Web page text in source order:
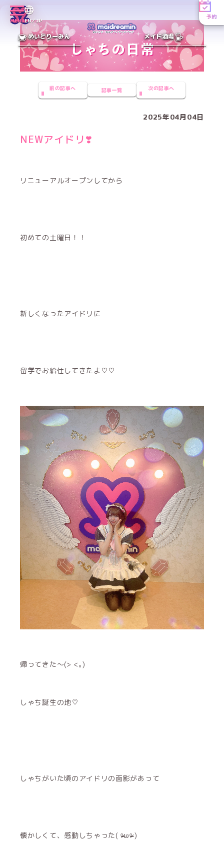
MENUEN／JP
予約
めいどりーみん メイド酒場
前の記事へ 記事一覧 次の記事へ
2025年04月04日
NEWアイドリ❣️
リニューアルオープンしてから
初めての土曜日！！
新しくなったアイドリに
留学でお給仕してきたよ♡♡
帰ってきた〜(> <｡)
しゃち誕生の地♡
しゃちがいた頃のアイドリの面影があって
懐かしくて、感動しちゃった( ᵒ̴̶̷ωᵒ̴̶̷ )